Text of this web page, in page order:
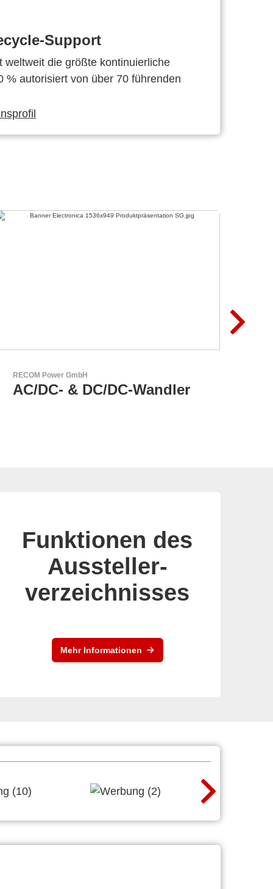
Support
weltweit die größte kontinuierliche
% autorisiert von über 70 führenden
AKTINA CDS GmbH
AKTINA CDS - Supply
Funktionen des
Aussteller-
verzeichnisses
Mehr Informationen